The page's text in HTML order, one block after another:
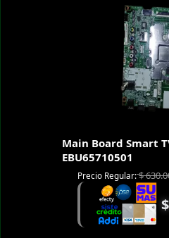
Main Board Smart
EBU65710501
Precio Regular:$
$